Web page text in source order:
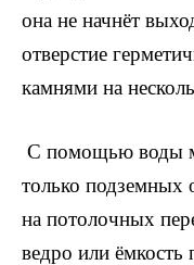
она не начнёт
отверстие
камнями на
С помощью воды
только подземных
на потолочных
ведро или ёмкость